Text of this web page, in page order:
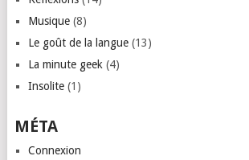
Musique(8)
Le goût de la langue(13)
La minute geek (4)
Insolite(1)
MÉTA
Connexion